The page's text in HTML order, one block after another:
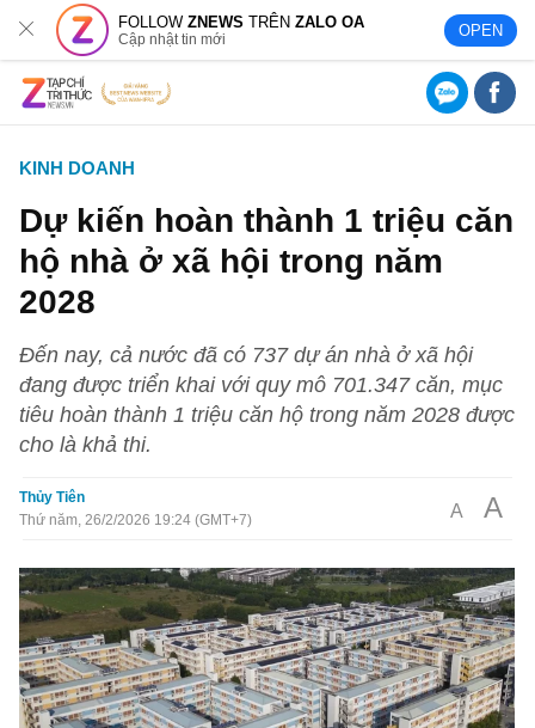
FOLLOWZNEWS TRÊNZALO OA
Cập nhật tin mới OPEN
KINH DOANH
Dự kiến hoàn thành 1 triệu căn
hộ nhà ở xã hội trong năm
2028
Đến nay, cả nước đã có 737 dự án nhà ở xã hội
đang được triển khai với quy mô 701.347 căn, mục
tiêu hoàn thành 1 triệu căn hộ trong năm 2028 được
cho là khả thi.
Thủy Tiên
Thứ năm, 26/2/2026 19:24 (GMT+7)
A A